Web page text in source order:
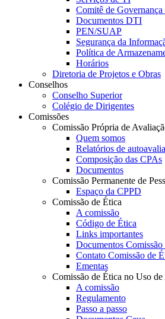
Comitê de
Documentos DTI
PEN/SUAP
Segurança da
Política de
Horários
Diretoria de Projetos e Obras
Conselhos
Conselho Superior
Colégio de Dirigentes
Comissões
Comissão Própria de
Quem somos
Relatórios de
Composição das CPAs
Documentos
Comissão Permanente de
Espaço da CPPD
Comissão de Ética
A comissão
Código de Ética
Links importantes
Documentos Comissão
Contato Comissão de
Ementas
Comissão de Ética no Uso
A comissão
Regulamento
Passo a passo